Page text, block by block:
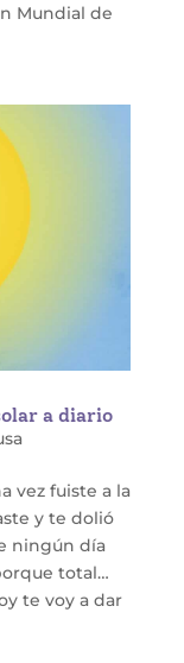
Mundial de
a diario
vez fuiste a la
y te dolió
ningún día
total…
te voy a dar